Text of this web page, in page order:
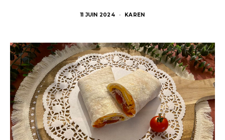
11 JUIN 2024 KAREN